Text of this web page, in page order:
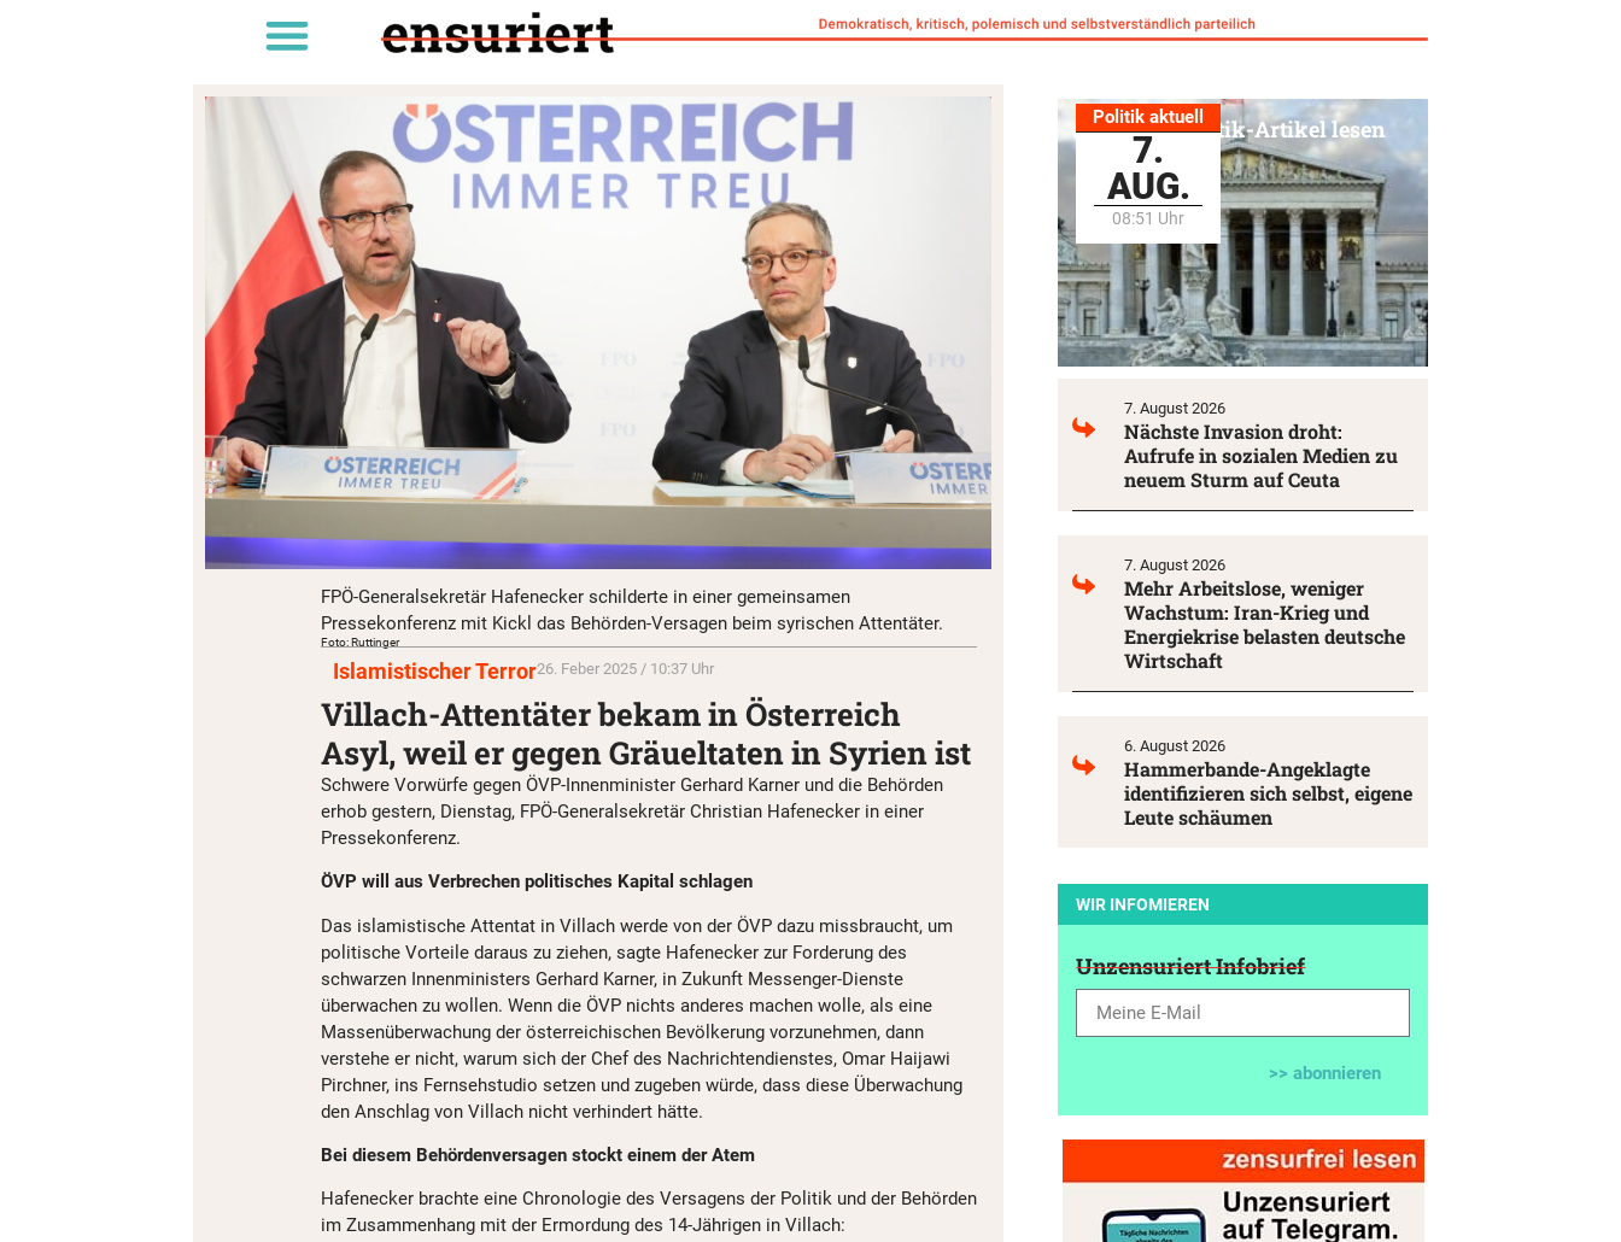
FPÖ-Generalsekretär Hafenecker schilderte in einer gemeinsamen
Pressekonferenz mit Kickl das Behörden-Versagen beim syrischen Attentäter.
Foto: Ruttinger
Islamistischer Terror26. Feber 2025 / 10:37 Uhr
Villach-Attentäter bekam in Österreich
Asyl, weil er gegen Gräueltaten in Syrien ist
Schwere Vorwürfe gegen ÖVP-Innenminister Gerhard Karner und die Behörden
erhob gestern, Dienstag, FPÖ-Generalsekretär Christian Hafenecker in einer
Pressekonferenz.
ÖVP will aus Verbrechen politisches Kapital schlagen
Das islamistische Attentat in Villach werde von der ÖVP dazu missbraucht, um
politische Vorteile daraus zu ziehen, sagte Hafenecker zur Forderung des
schwarzen Innenministers Gerhard Karner, in Zukunft Messenger-Dienste
überwachen zu wollen. Wenn die ÖVP nichts anderes machen wolle, als eine
Massenüberwachung der österreichischen Bevölkerung vorzunehmen, dann
verstehe er nicht, warum sich der Chef des Nachrichtendienstes, Omar Haijawi
Pirchner, ins Fernsehstudio setzen und zugeben würde, dass diese Überwachung
den Anschlag von Villach nicht verhindert hätte.
Bei diesem Behördenversagen stockt einem der Atem
Hafenecker brachte eine Chronologie des Versagens der Politik und der Behörden
im Zusammenhang mit der Ermordung des 14-Jährigen in Villach:
Politik aktuell
7.
AUG.
08:51 Uhr
Alle Politik-Artikel lesen
7. August 2026
Nächste Invasion droht:
Aufrufe in sozialen Medien zu
neuem Sturm auf Ceuta
7. August 2026
Mehr Arbeitslose, weniger
Wachstum: Iran-Krieg und
Energiekrise belasten deutsche
Wirtschaft
6. August 2026
Hammerbande-Angeklagte
identifizieren sich selbst, eigene
Leute schäumen
WIR INFOMIEREN
Unzensuriert Infobrief
>> abonnieren